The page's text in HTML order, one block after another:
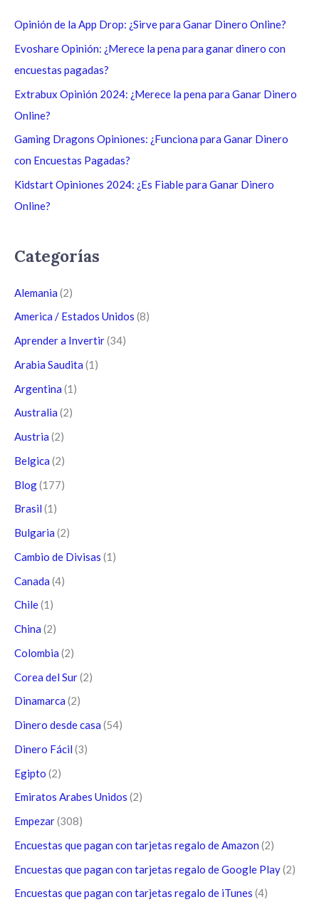
a
r
Opinión de la App Drop: ¿Sirve para Ganar Dinero Online?
Evoshare Opinión: ¿Merece la pena para ganar dinero con
encuestas pagadas?
Extrabux Opinión 2024: ¿Merece la pena para Ganar Dinero
Online?
Gaming Dragons Opiniones: ¿Funciona para Ganar Dinero
con Encuestas Pagadas?
Kidstart Opiniones 2024: ¿Es Fiable para Ganar Dinero
Online?
Categorías
Alemania (2)
America / Estados Unidos (8)
Aprender a Invertir(34)
Arabia Saudita (1)
Argentina (1)
Australia (2)
Austria (2)
Belgica (2)
Blog(177)
Brasil (1)
Bulgaria (2)
Cambio de Divisas (1)
Canada (4)
Chile(1)
China (2)
Colombia (2)
Corea del Sur(2)
Dinamarca (2)
Dinero desde casa (54)
Dinero Fácil (3)
Egipto (2)
Emiratos Arabes Unidos (2)
Empezar(308)
Encuestas que pagan con tarjetas regalo de Amazon (2)
Encuestas que pagan con tarjetas regalo de Google Play(2)
Encuestas que pagan con tarjetas regalo de iTunes (4)